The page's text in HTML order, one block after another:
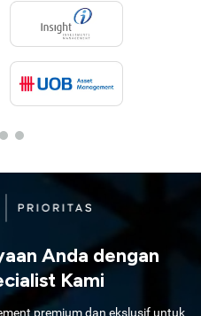
Anda dengan
Kami
premium dan ekslusif untuk